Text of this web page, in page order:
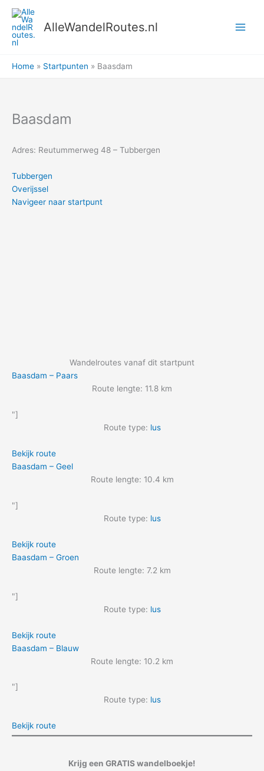
naar
inhoud
AlleWandelRoutes.nl
Home Startpunten Baasdam
Baasdam
Adres: Reutummerweg 48 – Tubbergen
Tubbergen
Overijssel
Navigeer naar startpunt
Wandelroutes vanaf dit startpunt
Baasdam – Paars
Route lengte: 11.8 km
"]
Route type: lus
Bekijk route
Baasdam – Geel
Route lengte: 10.4 km
"]
Route type: lus
Bekijk route
Baasdam – Groen
Route lengte: 7.2 km
"]
Route type: lus
Bekijk route
Baasdam – Blauw
Route lengte: 10.2 km
"]
Route type: lus
Bekijk route
Krijg een GRATIS wandelboekje!